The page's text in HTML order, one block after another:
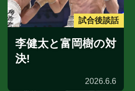
試合後談話
李健太と富岡樹の対
決!
2026.6.6